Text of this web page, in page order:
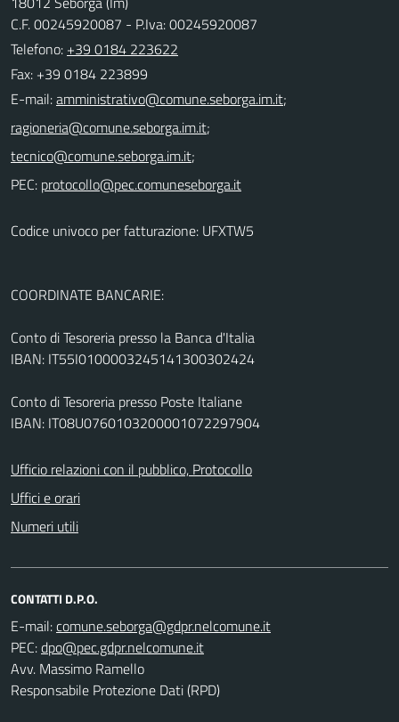
C.F. 00245920087 - P.Iva: 00245920087
Telefono: +39 0184 223622
Fax: +39 0184 223899
E-mail:
;
;
;
PEC:
Codice univoco per fatturazione: UFXTW5
COORDINATE BANCARIE:
Conto di Tesoreria presso la Banca d'Italia
IBAN: IT55I0100003245141300302424
Conto di Tesoreria presso Poste Italiane
IBAN: IT08U0760103200001072297904
Ufficio relazioni con il pubblico, Protocollo
Uffici e orari
Numeri utili
CONTATTI D.P.O.
E-mail:
PEC:
Avv. Massimo Ramello
Responsabile Protezione Dati (RPD)